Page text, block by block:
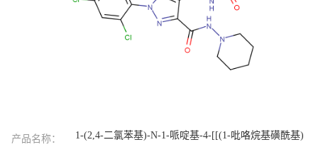
产品名称：
1-(2,4-二氯苯基)-N-1-哌啶基-4-[[(1-吡咯烷基磺酰基)